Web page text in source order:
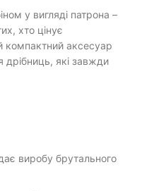
у вигляді патрона –
хто цінує
компактний аксесуар
дрібниць, які завжди
виробу брутального